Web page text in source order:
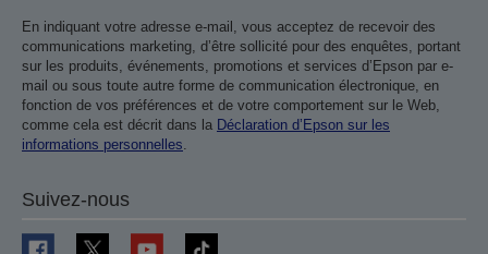
En indiquant votre adresse e-mail, vous acceptez de recevoir des
communications marketing, d’être sollicité pour des enquêtes, portant
sur les produits, événements, promotions et services d’Epson par e-
mail ou sous toute autre forme de communication électronique, en
fonction de vos préférences et de votre comportement sur le Web,
comme cela est décrit dans la Déclaration d’Epson sur les
informations personnelles.
Suivez-nous